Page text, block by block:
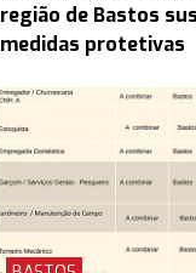
região de Bastos
medidas protetivas